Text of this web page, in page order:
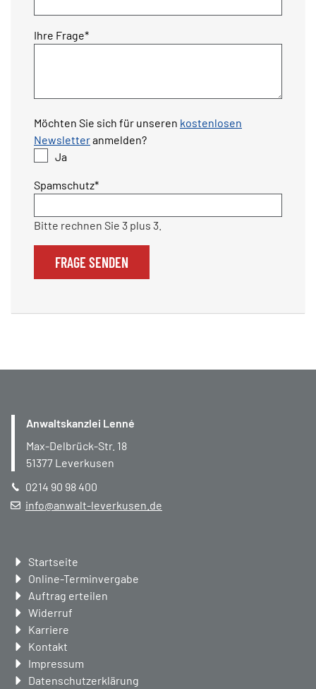
Pflichtfeld
Ihre Frage*
Möchten Sie sich für unseren kostenlosen
Newsletteranmelden?
Ja
Pflichtfeld
Spamschutz*
Bitte rechnen Sie 3 plus 3.
FRAGE SENDEN
Anwaltskanzlei Lenné
Max-Delbrück-Str. 18
51377 Leverkusen
0214 90 98 400
info@anwalt-leverkusen.de
Navigation
überspringen
Startseite
Online-Terminvergabe
Auftrag erteilen
Widerruf
Karriere
Kontakt
Impressum
Datenschutzerklärung